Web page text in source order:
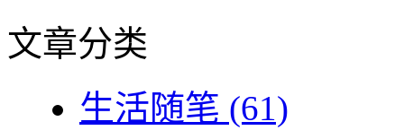
文章分类
生活随笔 (61)